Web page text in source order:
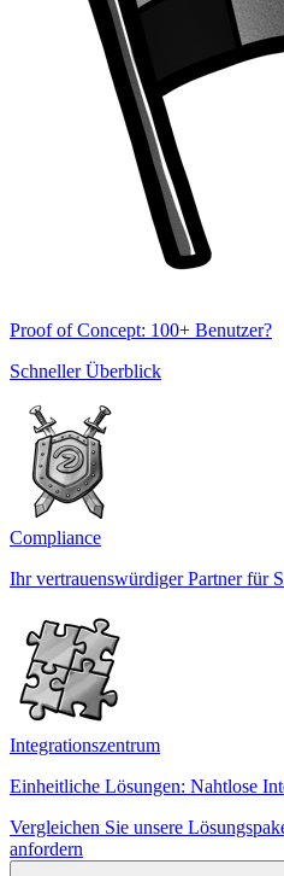
Proof of Concept: 100+ Benutzer?
Schneller Überblick
Compliance
Ihr vertrauenswürdiger Partner für
Integrationszentrum
Einheitliche Lösungen: Nahtlose
Vergleichen Sie unsere
anfordern